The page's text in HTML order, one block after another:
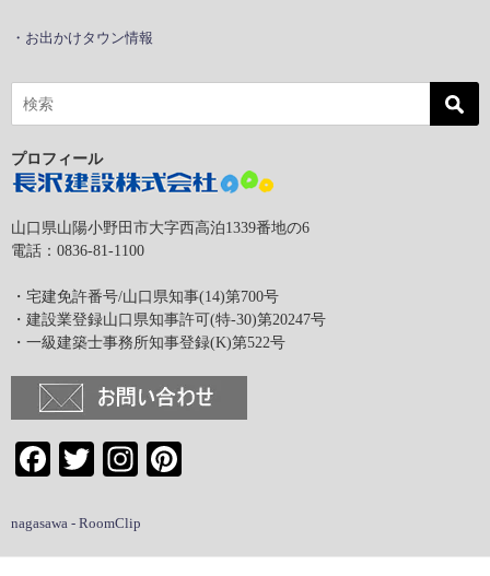
・お出かけタウン情報
プロフィール
山口県山陽小野田市大字西高泊1339番地の6
電話：0836-81-1100
・宅建免許番号/山口県知事(14)第700号
・建設業登録山口県知事許可(特-30)第20247号
・一級建築士事務所知事登録(K)第522号
FacebookTwitter Instagram
nagasawa - RoomClip